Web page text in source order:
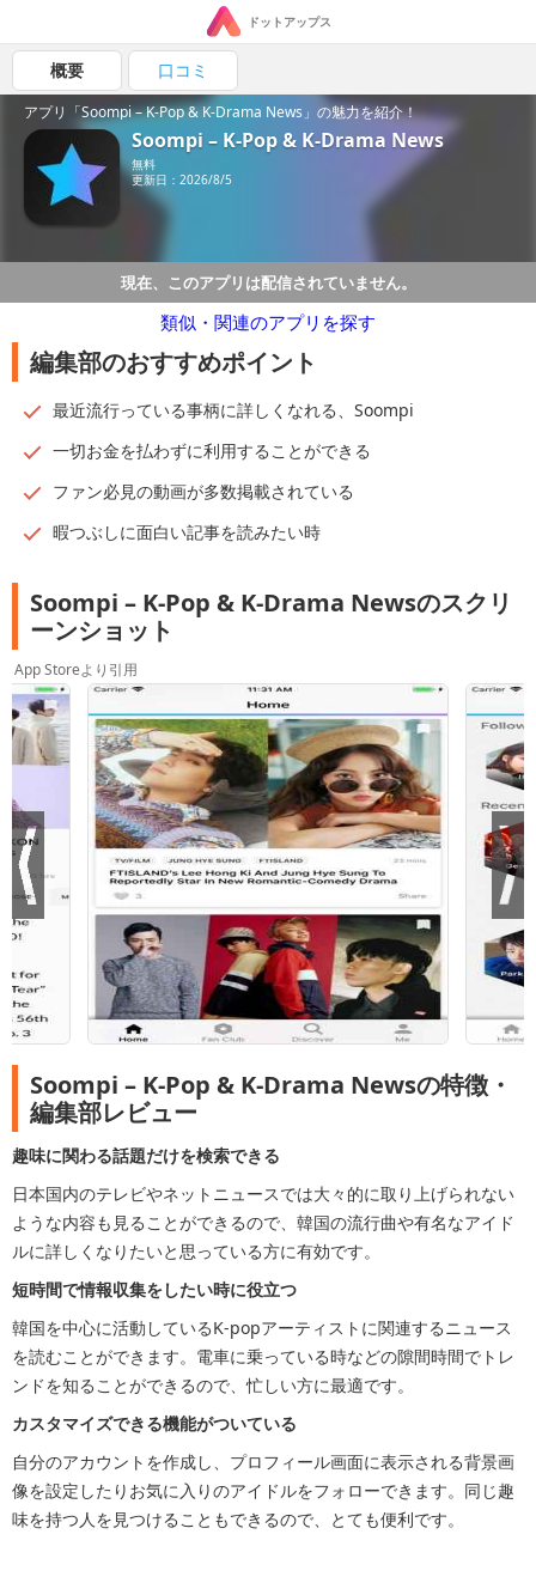
ドットアップス
概要 口コミ
アプリ「Soompi – K-Pop & K-Drama News」の魅力を紹介！
Soompi – K-Pop & K-Drama News
無料
更新日：2026/8/5
現在、このアプリは配信されていません。
類似・関連のアプリを探す
編集部のおすすめポイント
最近流行っている事柄に詳しくなれる、Soompi
一切お金を払わずに利用することができる
ファン必見の動画が多数掲載されている
暇つぶしに面白い記事を読みたい時
Soompi – K-Pop & K-Drama Newsのスクリ
ーンショット
App Storeより引用
Soompi – K-Pop & K-Drama Newsの特徴・
編集部レビュー
趣味に関わる話題だけを検索できる
日本国内のテレビやネットニュースでは大々的に取り上げられない
ような内容も見ることができるので、韓国の流行曲や有名なアイド
ルに詳しくなりたいと思っている方に有効です。
短時間で情報収集をしたい時に役立つ
韓国を中心に活動しているK-popアーティストに関連するニュース
を読むことができます。電車に乗っている時などの隙間時間でトレ
ンドを知ることができるので、忙しい方に最適です。
カスタマイズできる機能がついている
自分のアカウントを作成し、プロフィール画面に表示される背景画
像を設定したりお気に入りのアイドルをフォローできます。同じ趣
味を持つ人を見つけることもできるので、とても便利です。